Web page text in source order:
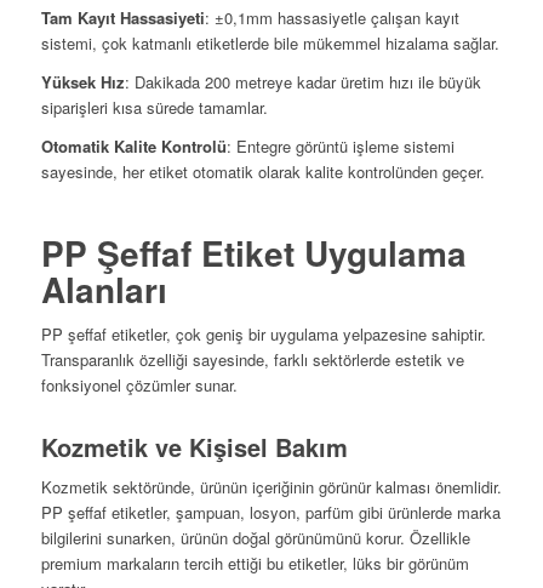
Tam Kayıt Hassasiyeti: ±0,1mm hassasiyetle çalışan kayıt
sistemi, çok katmanlı etiketlerde bile mükemmel hizalama sağlar.
Yüksek Hız: Dakikada 200 metreye kadar üretim hızı ile büyük
siparişleri kısa sürede tamamlar.
Otomatik Kalite Kontrolü: Entegre görüntü işleme sistemi
sayesinde, her etiket otomatik olarak kalite kontrolünden geçer.
PP Şeffaf Etiket Uygulama
Alanları
PP şeffaf etiketler, çok geniş bir uygulama yelpazesine sahiptir.
Transparanlık özelliği sayesinde, farklı sektörlerde estetik ve
fonksiyonel çözümler sunar.
Kozmetik ve Kişisel Bakım
Kozmetik sektöründe, ürünün içeriğinin görünür kalması önemlidir.
PP şeffaf etiketler, şampuan, losyon, parfüm gibi ürünlerde marka
bilgilerini sunarken, ürünün doğal görünümünü korur. Özellikle
premium markaların tercih ettiği bu etiketler, lüks bir görünüm